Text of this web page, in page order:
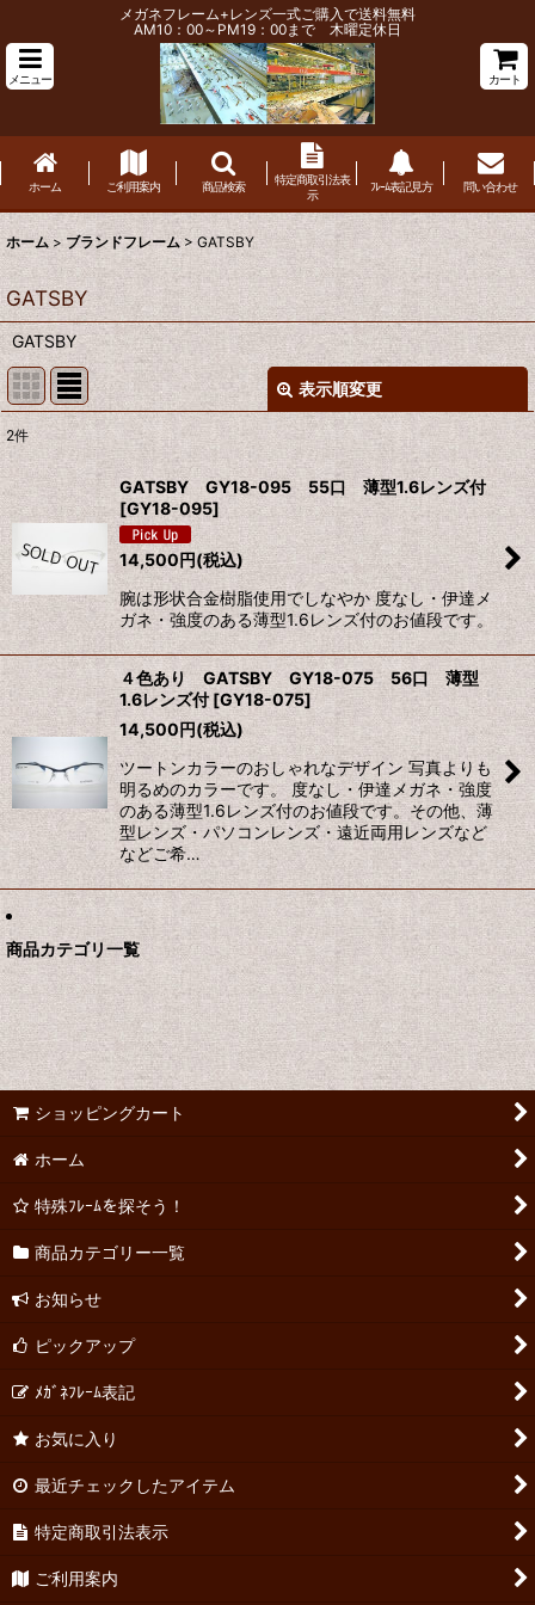
メガネフレーム+レンズ一式ご購入で送料無料
AM10：00～PM19：00まで 木曜定休日
メニュー カート
ホーム ご利用案内 商品検索
特定商取引法表
示
ﾌﾚｰﾑ表記見方 問い合わせ
ホーム > ブランドフレーム > GATSBY
GATSBY
GATSBY
表示順変更
表示数:
並び順:
絞り込む
2件
GATSBY GY18-095 55口 薄型1.6レンズ付
[GY18-095]
14,500円(税込)
腕は形状合金樹脂使用でしなやか 度なし・伊達メ
ガネ・強度のある薄型1.6レンズ付のお値段です。
４色あり GATSBY GY18-075 56口 薄型
1.6レンズ付 [GY18-075]
14,500円(税込)
ツートンカラーのおしゃれなデザイン 写真よりも
明るめのカラーです。 度なし・伊達メガネ・強度
のある薄型1.6レンズ付のお値段です。その他、薄
型レンズ・パソコンレンズ・遠近両用レンズなど
などご希…
商品カテゴリ一覧
ショッピングカート
ホーム
特殊ﾌﾚｰﾑを探そう！
商品カテゴリー一覧
お知らせ
ピックアップ
ﾒｶﾞﾈﾌﾚｰﾑ表記
お気に入り
最近チェックしたアイテム
特定商取引法表示
ご利用案内